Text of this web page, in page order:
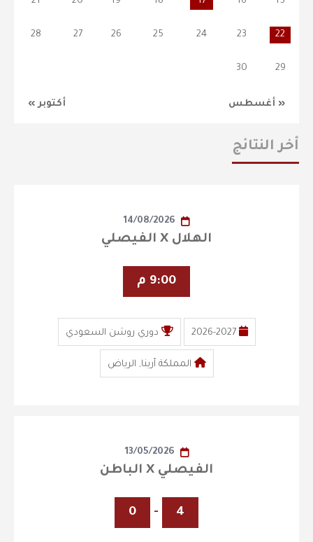
« أغسطس أكتوبر »
22
23
24
25
26
27
28
29
30
أخر النتائج
14/08/2026
الهلال X الفيصلي
9:00 م
2026-2027 دوري روشن السعودي
المملكة أرينا, الرياض
13/05/2026
الفيصلي X الباطن
4
-
0